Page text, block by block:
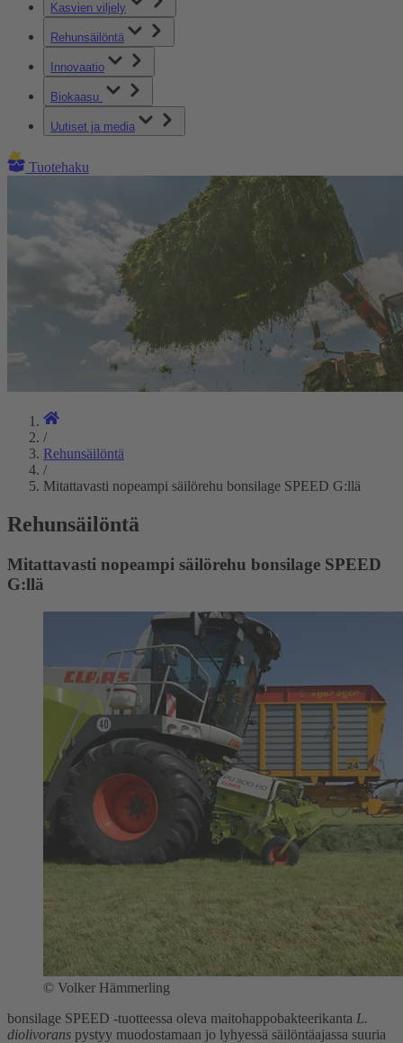
Kasvien viljely
Rehunsäilöntä
Innovaatio
Biokaasu
Uutiset ja media
Tuotehaku
/
Rehunsäilöntä
/
Mitattavasti nopeampi säilörehu bonsilage SPEED G:llä
Rehunsäilöntä
Mitattavasti nopeampi säilörehu bonsilage SPEED
G:llä
© Volker Hämmerling
bonsilage SPEED -tuotteessa oleva maitohappobakteerikanta L.
diolivorans pystyy muodostamaan jo lyhyessä säilöntäajassa suuria